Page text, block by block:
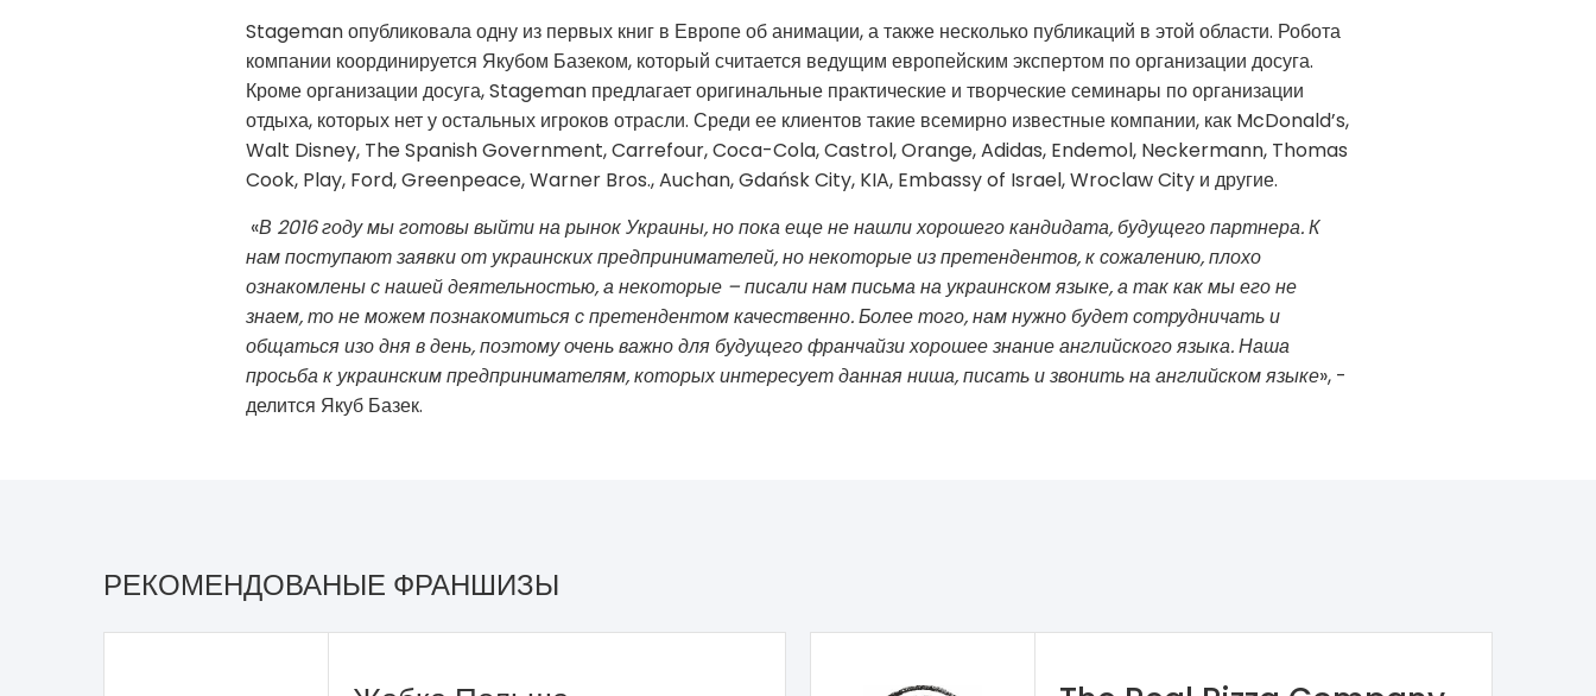
Stageman опубликовала одну из первых книг в Европе об анимации, а также несколько публикаций в этой области. Робота
компании координируется Якубом Базеком, который считается ведущим европейским экспертом по организации досуга.
Кроме организации досуга, Stageman предлагает оригинальные практические и творческие семинары по организации
отдыха, которых нет у остальных игроков отрасли. Среди ее клиентов такие всемирно известные компании, как McDonald’s,
Walt Disney, The Spanish Government, Carrefour, Coca-Cola, Castrol, Orange, Adidas, Endemol, Neckermann, Thomas
Cook, Play, Ford, Greenpeace, Warner Bros., Auchan, Gdańsk City, KIA, Embassy of Israel, Wroclaw City и другие.
«В 2016 году мы готовы выйти на рынок Украины, но пока еще не нашли хорошего кандидата, будущего партнера. К
нам поступают заявки от украинских предпринимателей, но некоторые из претендентов, к сожалению, плохо
ознакомлены с нашей деятельностью, а некоторые – писали нам письма на украинском языке, а так как мы его не
знаем, то не можем познакомиться с претендентом качественно. Более того, нам нужно будет сотрудничать и
общаться изо дня в день, поэтому очень важно для будущего франчайзи хорошее знание английского языка. Наша
просьба к украинским предпринимателям, которых интересует данная ниша, писать и звонить на английском языке», -
делится Якуб Базек.
РЕКОМЕНДОВАНЫЕ ФРАНШИЗЫ